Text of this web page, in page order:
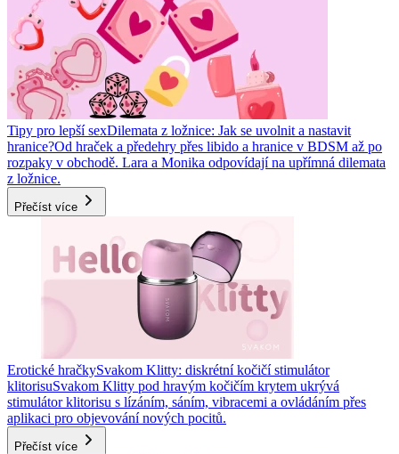
Tipy pro lepší sexDilemata z ložnice: Jak se uvolnit a nastavit
hranice?Od hraček a předehry přes libido a hranice v BDSM až po
rozpaky v obchodě. Lara a Monika odpovídají na upřímná dilemata
z ložnice.
Přečíst více
Erotické hračkySvakom Klitty: diskrétní kočičí stimulátor
klitorisuSvakom Klitty pod hravým kočičím krytem ukrývá
stimulátor klitorisu s lízáním, sáním, vibracemi a ovládáním přes
aplikaci pro objevování nových pocitů.
Přečíst více